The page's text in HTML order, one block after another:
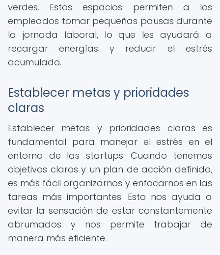
verdes. Estos espacios permiten a los
empleados tomar pequeñas pausas durante
la jornada laboral, lo que les ayudará a
recargar energías y reducir el estrés
acumulado.
Establecer metas y prioridades
claras
Establecer metas y prioridades claras es
fundamental para manejar el estrés en el
entorno de las startups. Cuando tenemos
objetivos claros y un plan de acción definido,
es más fácil organizarnos y enfocarnos en las
tareas más importantes. Esto nos ayuda a
evitar la sensación de estar constantemente
abrumados y nos permite trabajar de
manera más eficiente.